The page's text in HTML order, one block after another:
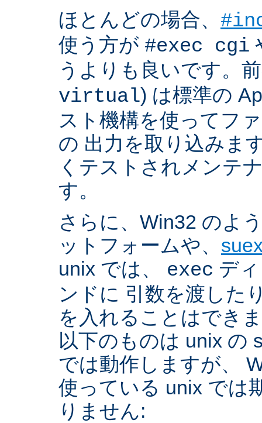
ほとんどの場合、
使う方が #exec cgi
うよりも良いです。
virtual) は標準の
スト機構を使ってフ
の 出力を取り込みま
くテストされメンテ
す。
さらに、Win32 のよ
ットフォームや、
unix では、 exec デ
ンドに 引数を渡した
を入れることはでき
以下のものは unix の
では動作しますが、
使っている unix では
りません: